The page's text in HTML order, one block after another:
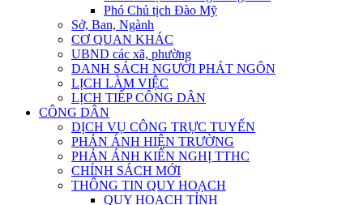
Phó Chủ tịch Đào Mỹ
Sở, Ban, Ngành
CƠ QUAN KHÁC
UBND các xã, phường
DANH SÁCH NGƯỜI PHÁT NGÔN
LỊCH LÀM VIỆC
LỊCH TIẾP CÔNG DÂN
CÔNG DÂN
DỊCH VỤ CÔNG TRỰC TUYẾN
PHẢN ÁNH HIỆN TRƯỜNG
PHẢN ÁNH KIẾN NGHỊ TTHC
CHÍNH SÁCH MỚI
THÔNG TIN QUY HOẠCH
QUY HOẠCH TỈNH